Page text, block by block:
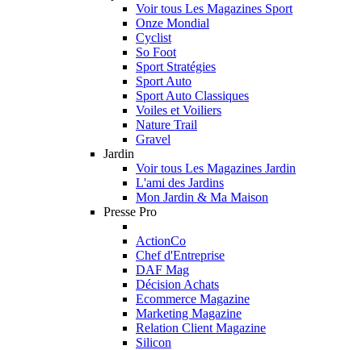
Voir tous Les Magazines Sport
Onze Mondial
Cyclist
So Foot
Sport Stratégies
Sport Auto
Sport Auto Classiques
Voiles et Voiliers
Nature Trail
Gravel
Jardin
Voir tous Les Magazines Jardin
L'ami des Jardins
Mon Jardin & Ma Maison
Presse Pro
ActionCo
Chef d'Entreprise
DAF Mag
Décision Achats
Ecommerce Magazine
Marketing Magazine
Relation Client Magazine
Silicon